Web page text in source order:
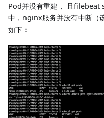
Pod并没有重建， 且filebeat
中，nginx服务并没有中断
如下：